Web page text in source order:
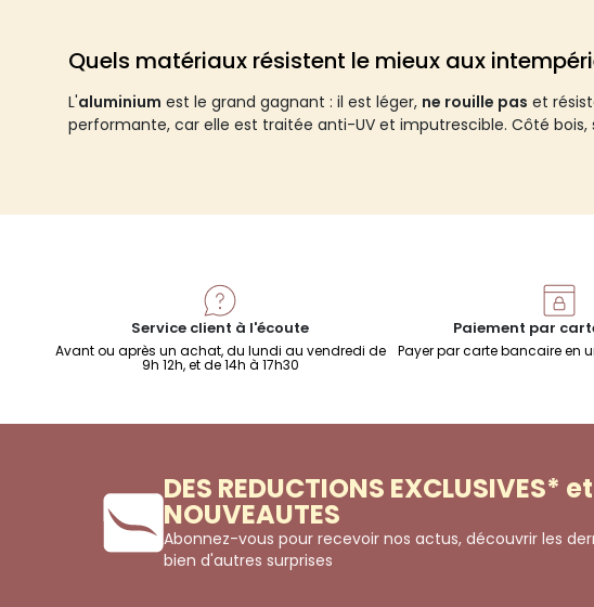
Quels matériaux résistent le mieux aux
L'aluminium est le grand gagnant : il est léger, ne rouille pas et
performante, car elle est traitée anti-UV et imputrescible. Côté
Service client à l'écoute
Avant ou après un achat, du lundi au vendredi de
9h 12h, et de 14h à 17h30
Paiement par
Payer par carte bancaire en
DES REDUCTIONS EXCLUSIVES*
NOUVEAUTES
Abonnez-vous pour recevoir nos actus, découvrir les
bien d'autres surprises